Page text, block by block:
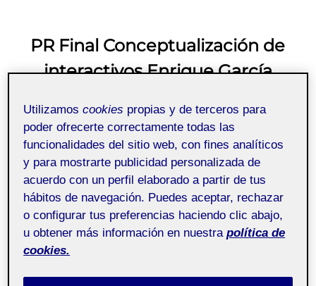
PR Final Conceptualización de
interactivos Enrique García
porEnrique García Cuadrado
Publicado
el
15 enero, 2024
comentarios
Conceptualización de
interactivos - Aula 1
Pública
Utilizamoscookies propias y de terceros para
poder ofrecerte correctamente todas las
funcionalidades del sitio web, con fines analíticos
y para mostrarte publicidad personalizada de
acuerdo con un perfil elaborado a partir de tus
hábitos de navegación. Puedes aceptar, rechazar
o configurar tus preferencias haciendo clic abajo,
u obtener más información en nuestra política de
cookies.